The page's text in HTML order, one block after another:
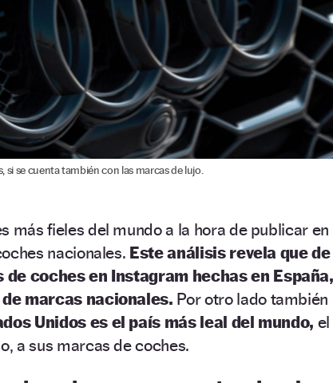
si se cuenta también con las marcas de lujo.
más fieles del mundo a la hora de publicar en
nacionales. Este análisis revela que de
coches en Instagram hechas en España,
marcas nacionales. Por otro lado también
Unidos es el país más leal del mundo, el
a sus marcas de coches.